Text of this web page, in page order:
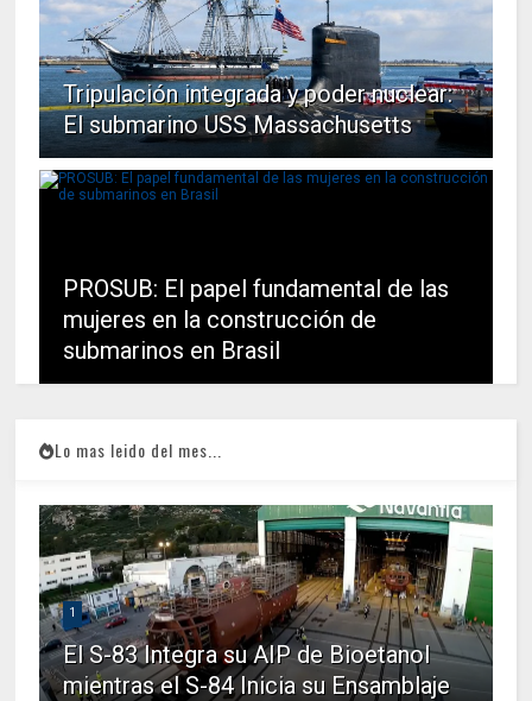
Tripulación integrada y poder nuclear:
El submarino USS Massachusetts
PROSUB: El papel fundamental de las
mujeres en la construcción de
submarinos en Brasil
Lo mas leido del mes...
1
El S-83 Integra su AIP de Bioetanol
mientras el S-84 Inicia su Ensamblaje